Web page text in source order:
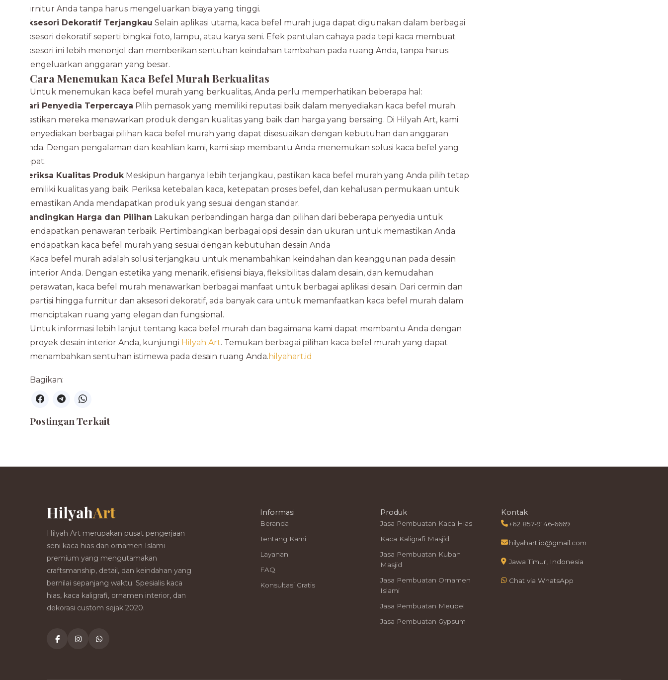
furnitur Anda tanpa harus mengeluarkan biaya yang tinggi.
Aksesori Dekoratif Terjangkau Selain aplikasi utama, kaca befel murah juga dapat digunakan dalam berbagai
aksesori dekoratif seperti bingkai foto, lampu, atau karya seni. Efek pantulan cahaya pada tepi kaca membuat
aksesori ini lebih menonjol dan memberikan sentuhan keindahan tambahan pada ruang Anda, tanpa harus
mengeluarkan anggaran yang besar.
Cara Menemukan Kaca Befel Murah Berkualitas
Untuk menemukan kaca befel murah yang berkualitas, Anda perlu memperhatikan beberapa hal:
Cari Penyedia Terpercaya Pilih pemasok yang memiliki reputasi baik dalam menyediakan kaca befel murah.
Pastikan mereka menawarkan produk dengan kualitas yang baik dan harga yang bersaing. Di Hilyah Art, kami
menyediakan berbagai pilihan kaca befel murah yang dapat disesuaikan dengan kebutuhan dan anggaran
Anda. Dengan pengalaman dan keahlian kami, kami siap membantu Anda menemukan solusi kaca befel yang
tepat.
Periksa Kualitas ProdukMeskipun harganya lebih terjangkau, pastikan kaca befel murah yang Anda pilih tetap
memiliki kualitas yang baik. Periksa ketebalan kaca, ketepatan proses befel, dan kehalusan permukaan untuk
memastikan Anda mendapatkan produk yang sesuai dengan standar.
Bandingkan Harga dan Pilihan Lakukan perbandingan harga dan pilihan dari beberapa penyedia untuk
mendapatkan penawaran terbaik. Pertimbangkan berbagai opsi desain dan ukuran untuk memastikan Anda
mendapatkan kaca befel murah yang sesuai dengan kebutuhan desain Anda
Kaca befel murah adalah solusi terjangkau untuk menambahkan keindahan dan keanggunan pada desain
interior Anda. Dengan estetika yang menarik, efisiensi biaya, fleksibilitas dalam desain, dan kemudahan
perawatan, kaca befel murah menawarkan berbagai manfaat untuk berbagai aplikasi desain. Dari cermin dan
partisi hingga furnitur dan aksesori dekoratif, ada banyak cara untuk memanfaatkan kaca befel murah dalam
menciptakan ruang yang elegan dan fungsional.
Untuk informasi lebih lanjut tentang kaca befel murah dan bagaimana kami dapat membantu Anda dengan
proyek desain interior Anda, kunjungi Hilyah Art. Temukan berbagai pilihan kaca befel murah yang dapat
menambahkan sentuhan istimewa pada desain ruang Anda. hilyahart.id
Bagikan:
Postingan Terkait
HilyahArt
Hilyah Art merupakan pusat pengerjaan
seni kaca hias dan ornamen Islami
premium yang mengutamakan
craftsmanship, detail, dan keindahan yang
bernilai sepanjang waktu. Spesialis kaca
hias, kaca kaligrafi, ornamen interior, dan
dekorasi custom sejak 2020.
Informasi
Beranda
Tentang Kami
Layanan
FAQ
Konsultasi Gratis
Produk
Jasa Pembuatan Kaca Hias
Kaca Kaligrafi Masjid
Jasa Pembuatan Kubah
Masjid
Jasa Pembuatan Ornamen
Islami
Jasa Pembuatan Meubel
Jasa Pembuatan Gypsum
Kontak
+62 857-9146-6669
hilyahart.id@gmail.com
Jawa Timur, Indonesia
Chat via WhatsApp